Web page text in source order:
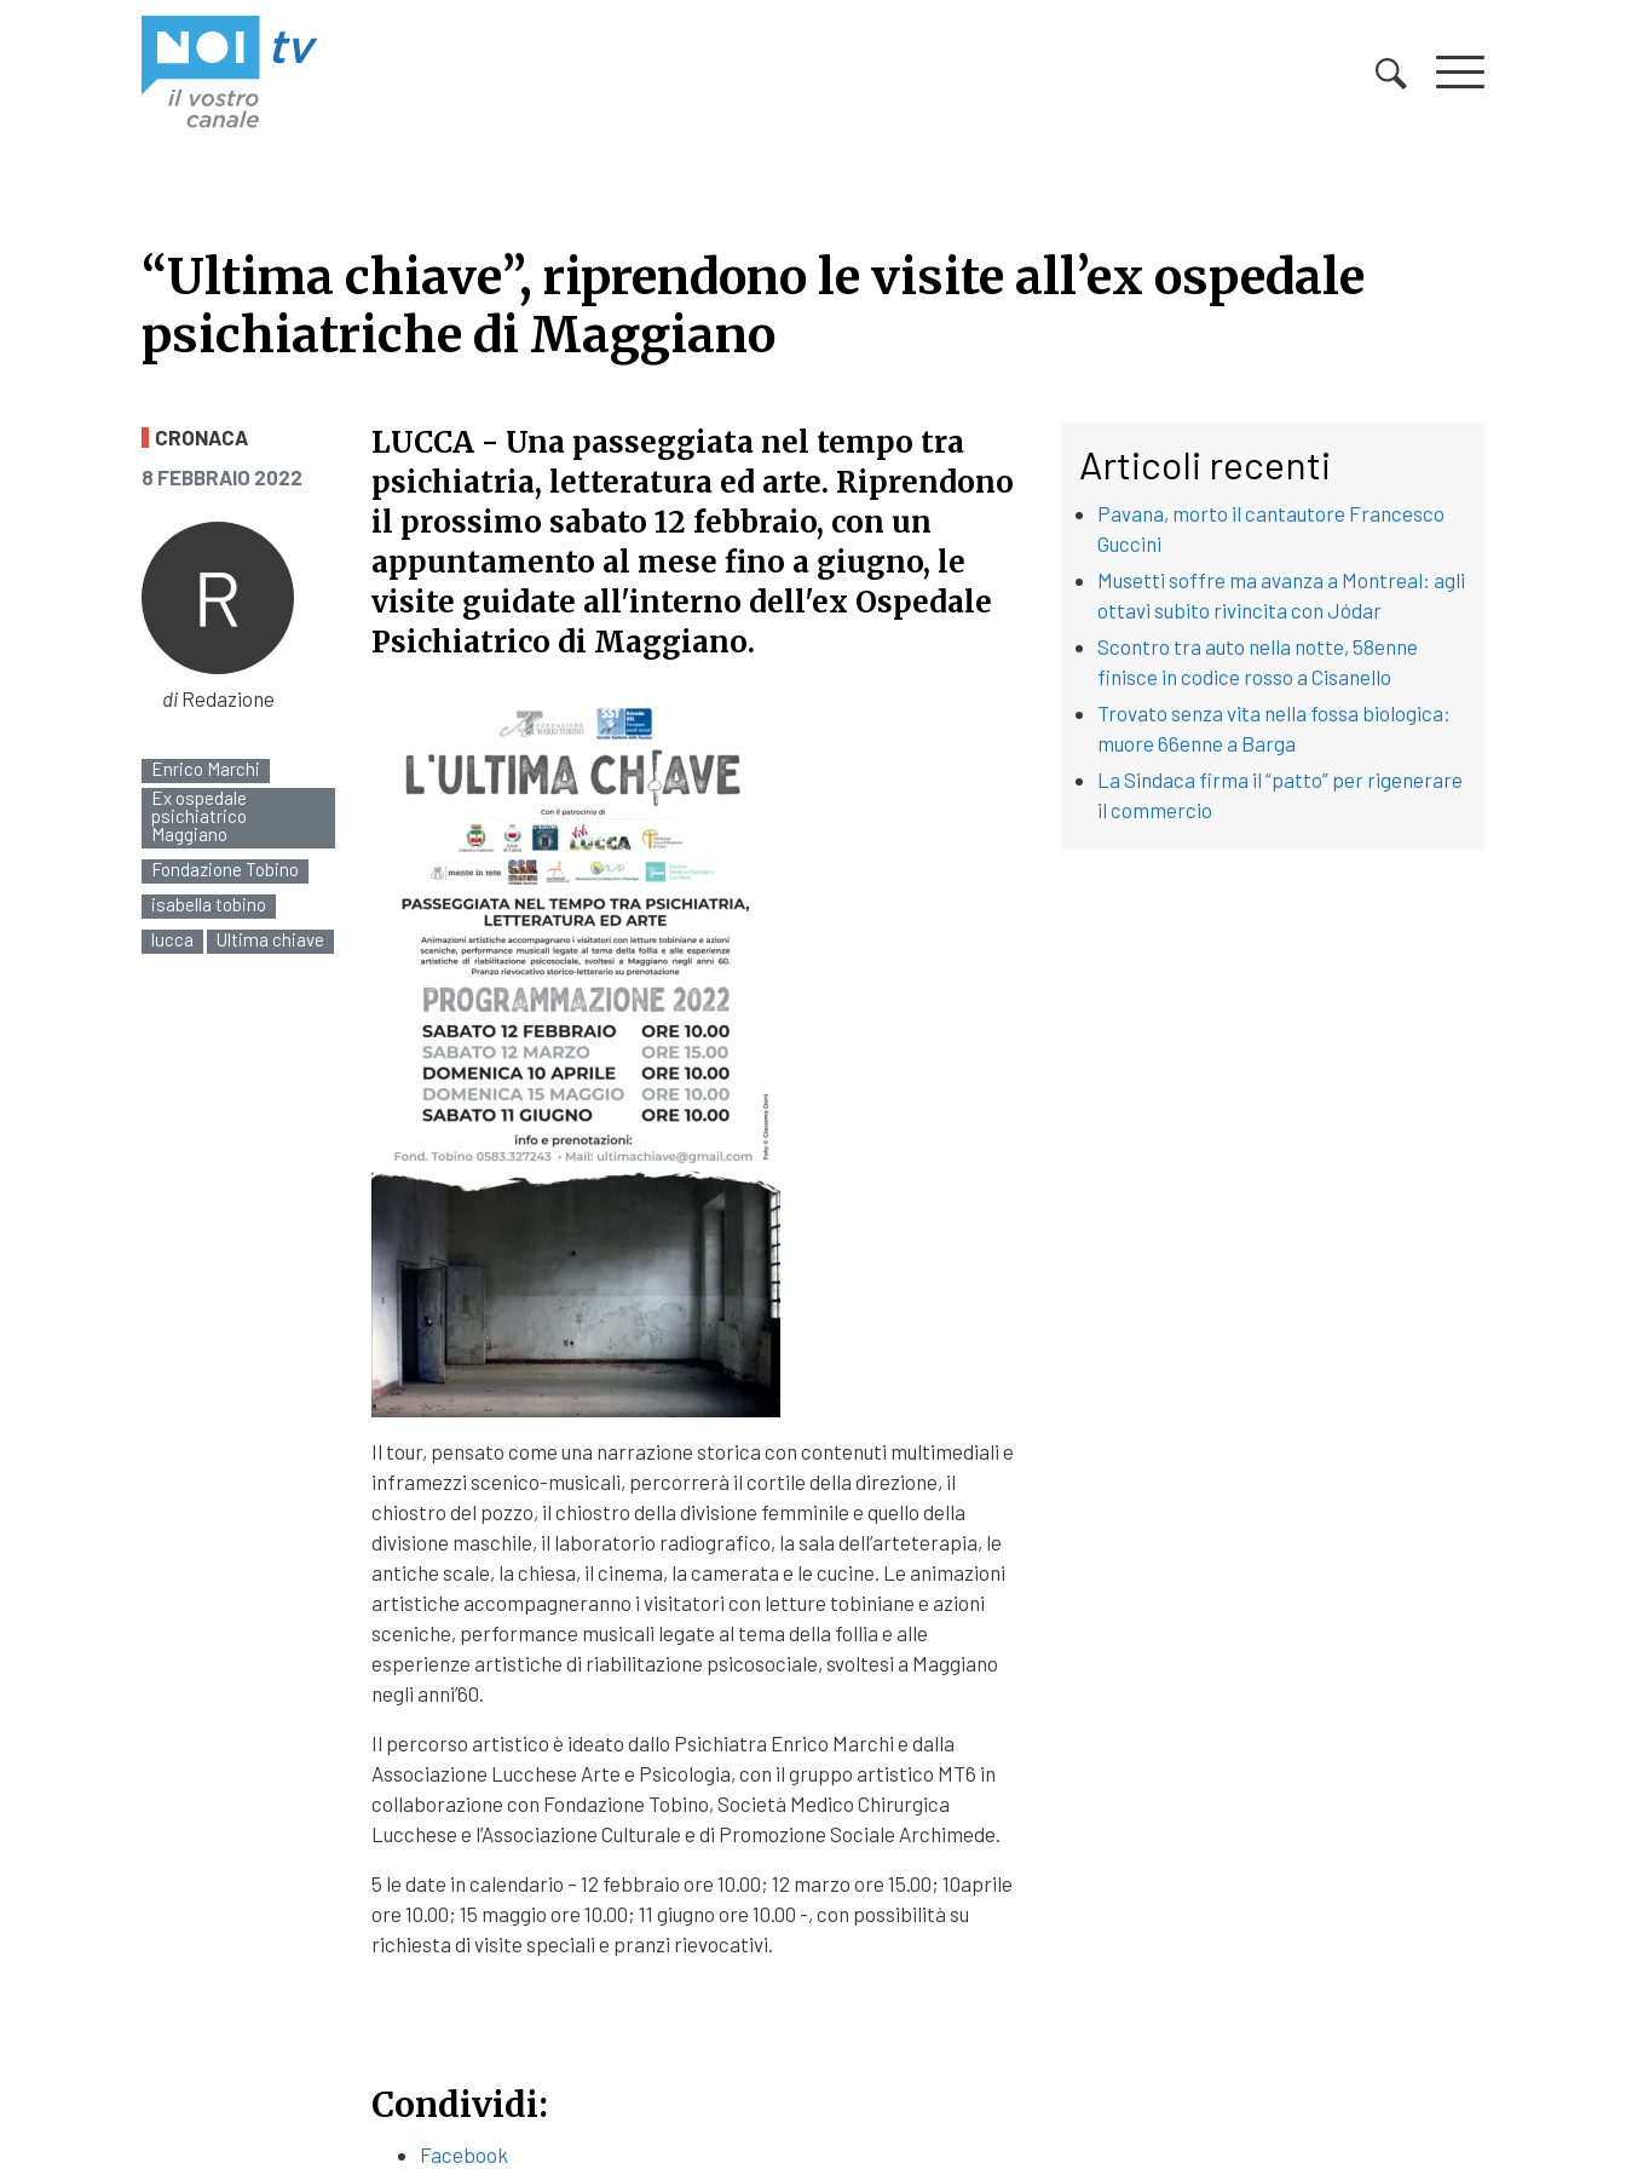
“Ultima chiave”, riprendono le visite all’ex ospedale
psichiatriche di Maggiano
“Ultima chiave”, riprendono le visite all’ex ospedale
CRONACA
PUBBLICATO IL
8 FEBBRAIO 2022
diRedazione
Enrico Marchi
Ex ospedale
psichiatrico
Maggiano
Fondazione Tobino
isabella tobino
lucca
Ultima chiave
LUCCA - Una passeggiata nel tempo tra
psichiatria, letteratura ed arte. Riprendono
il prossimo sabato 12 febbraio, con un
appuntamento al mese fino a giugno, le
visite guidate all'interno dell'ex Ospedale
Psichiatrico di Maggiano.
Il tour, pensato come una narrazione storica con contenuti multimediali e
inframezzi scenico-musicali, percorrerà il cortile della direzione, il
chiostro del pozzo, il chiostro della divisione femminile e quello della
divisione maschile, il laboratorio radiografico, la sala dell’arteterapia, le
antiche scale, la chiesa, il cinema, la camerata e le cucine. Le animazioni
artistiche accompagneranno i visitatori con letture tobiniane e azioni
sceniche, performance musicali legate al tema della follia e alle
esperienze artistiche di riabilitazione psicosociale, svoltesi a Maggiano
negli anni’60.
Il percorso artistico è ideato dallo Psichiatra Enrico Marchi e dalla
Associazione Lucchese Arte e Psicologia, con il gruppo artistico MT6 in
collaborazione con Fondazione Tobino, Società Medico Chirurgica
Lucchese e l’Associazione Culturale e di Promozione Sociale Archimede.
5 le date in calendario – 12 febbraio ore 10.00; 12 marzo ore 15.00; 10aprile
ore 10.00; 15 maggio ore 10.00; 11 giugno ore 10.00 -, con possibilità su
richiesta di visite speciali e pranzi rievocativi.
Condividi:
Facebook
Articoli recenti
Pavana, morto il cantautore Francesco
Guccini
Musetti soffre ma avanza a Montreal: agli
ottavi subito rivincita con Jódar
Scontro tra auto nella notte, 58enne
finisce in codice rosso a Cisanello
Trovato senza vita nella fossa biologica:
muore 66enne a Barga
La Sindaca firma il “patto” per rigenerare
il commercio